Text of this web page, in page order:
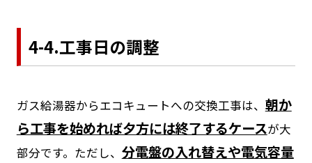
4-4.工事日の調整
ガス給湯器からエコキュートへの交換工事は、 朝か
ら工事を始めれば夕方には終了するケースが大
部分です。ただし、 分電盤の入れ替えや電気容量